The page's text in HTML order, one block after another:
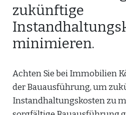
zukünftige
minimieren.
Achten Sie bei Immobilien
der Bauausführung, um
Instandhaltungskosten zu